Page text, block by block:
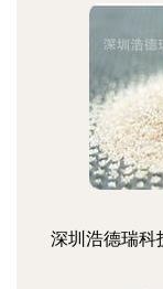
深圳浩德瑞科